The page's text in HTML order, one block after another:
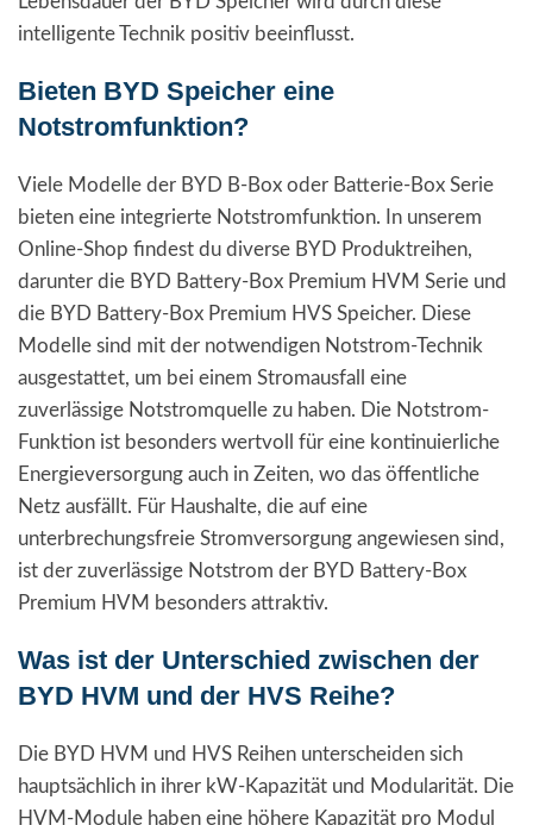
intelligente Technik positiv beeinflusst.
Bieten BYD Speicher eine
Notstromfunktion?
Viele Modelle der BYD B-Box oder Batterie-Box Serie
bieten eine integrierte Notstromfunktion. In unserem
Online-Shop findest du diverse BYD Produktreihen,
darunter die BYD Battery-Box Premium HVM Serie und
die BYD Battery-Box Premium HVS Speicher. Diese
Modelle sind mit der notwendigen Notstrom-Technik
ausgestattet, um bei einem Stromausfall eine
zuverlässige Notstromquelle zu haben. Die Notstrom-
Funktion ist besonders wertvoll für eine kontinuierliche
Energieversorgung auch in Zeiten, wo das öffentliche
Netz ausfällt. Für Haushalte, die auf eine
unterbrechungsfreie Stromversorgung angewiesen sind,
ist der zuverlässige Notstrom der BYD Battery-Box
Premium HVM besonders attraktiv.
Was ist der Unterschied zwischen der
BYD HVM und der HVS Reihe?
Die BYD HVM und HVS Reihen unterscheiden sich
hauptsächlich in ihrer kW-Kapazität und Modularität. Die
HVM-Module haben eine höhere Kapazität pro Modul